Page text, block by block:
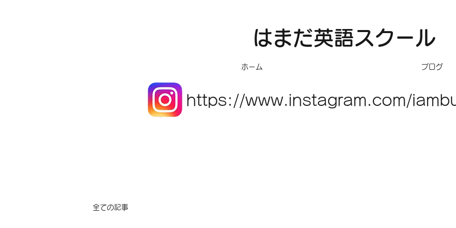
​はまだ英語スクール
ホーム ブログ
https://www.instagram.com/
全ての記事